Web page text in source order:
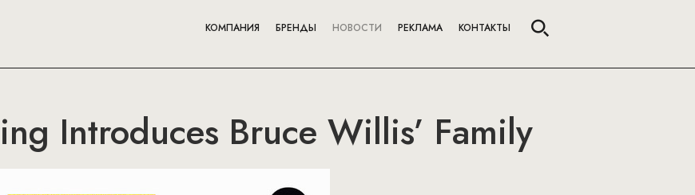
КОМПАНИЯ БРЕНДЫ НОВОСТИ РЕКЛАМА КОНТАКТЫ
Introduces Bruce Willis’ Family